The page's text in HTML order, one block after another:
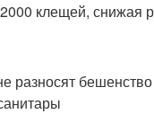
клещей, снижая